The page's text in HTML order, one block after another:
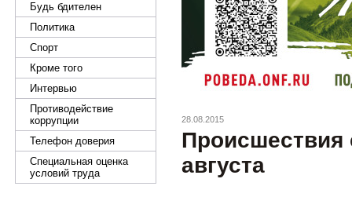
Будь бдителен
Политика
Спорт
Кроме того
Интервью
Противодействие
коррупции
Телефон доверия
Специальная оценка
условий труда
28.08.2015
Происшествия
августа